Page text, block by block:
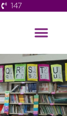
147